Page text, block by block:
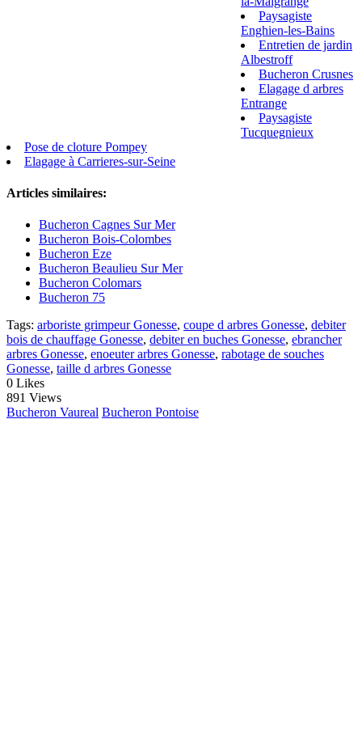
Paysagiste
Enghien-les-Bains
Entretien de jardin
Albestroff
Bucheron Crusnes
Elagage d arbres
Entrange
Paysagiste
Tucquegnieux
Pose de cloture Pompey
Elagage à Carrieres-sur-Seine
Articles similaires:
Bucheron Cagnes Sur Mer
Bucheron Bois-Colombes
Bucheron Eze
Bucheron Beaulieu Sur Mer
Bucheron Colomars
Bucheron 75
Tags: arboriste grimpeur Gonesse, coupe d arbres Gonesse, debiter
bois de chauffage Gonesse, debiter en buches Gonesse, ebrancher
arbres Gonesse, enoeuter arbres Gonesse, rabotage de souches
Gonesse, taille d arbres Gonesse
0 Likes
891 Views
Bucheron Vaureal Bucheron Pontoise